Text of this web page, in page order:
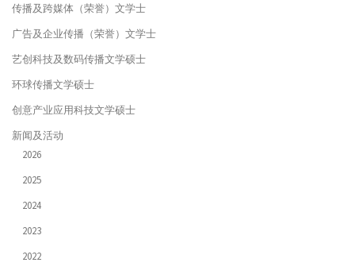
传播及跨媒体（荣誉）文学士
广告及企业传播（荣誉）文学士
艺创科技及数码传播文学硕士
环球传播文学硕士
创意产业应用科技文学硕士
新闻及活动
2026
2025
2024
2023
2022